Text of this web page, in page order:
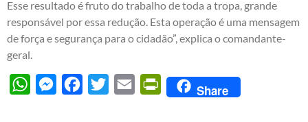
Esse resultado é fruto do trabalho de toda a tropa, grande
responsável por essa redução. Esta operação é uma mensagem
de força e segurança para o cidadão”, explica o comandante-
geral.
WhatsAppMessengerFacebook
Twitter Email PrintFriendly
Share